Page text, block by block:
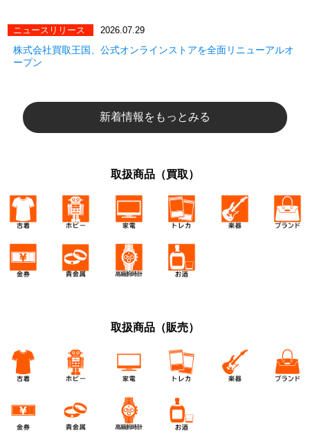
ニュースリリース 2026.07.29
株式会社買取王国、公式オンラインストアを全面リニューアルオ
ープン
新着情報をもっとみる
取扱商品（買取）
取扱商品（販売）